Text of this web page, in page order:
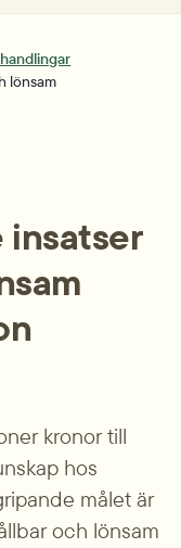
lönsam
insatser
kronor till
hos
målet är
och lönsam